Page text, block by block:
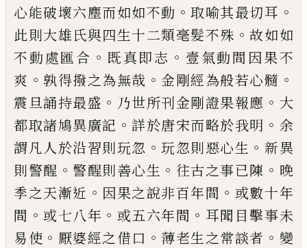
心能破壞六塵而如如不動 。取喻其最切耳 。
此則大雄氏與四生十二類毫髮不殊 。故如如
不動處匯合 。 既真即志 。 壹氣動間因果不
爽 。 孰得撥之為無哉 。 金剛經為般若心髓 。
震旦誦持最盛 。 乃世所刊金剛證果報應 。 大
都取諸鳩異廣記 。 詳於唐宋而略於我明 。 余
謂凡人於沿習則玩忽 。 玩忽則惡心生 。 新異
則警醒 。 警醒則善心生 。 往古之事已陳 。 晚
季之天漸近 。 因果之說非百年間 。 或數十年
間 。 或七八年 。 或五六年間 。 耳聞目擊事未
易使 。 厭婆經之借口 。 薄老生之常談者 。 變